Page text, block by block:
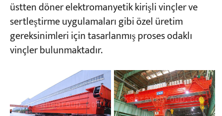
üstten döner elektromanyetik kirişli vinçler ve
sertleştirme uygulamaları gibi özel üretim
gereksinimleri için tasarlanmış proses odaklı
vinçler bulunmaktadır.